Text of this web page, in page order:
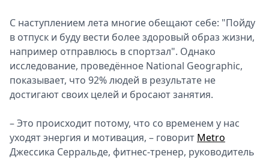
С наступлением лета многие обещают себе: "Пойду
в отпуск и буду вести более здоровый образ жизни,
например отправлюсь в спортзал". Однако
исследование, проведённое National Geographic,
показывает, что 92% людей в результате не
достигают своих целей и бросают занятия.
– Это происходит потому, что со временем у нас
уходят энергия и мотивация, – говорит Metro
Джессика Серральде, фитнес-тренер, руководитель